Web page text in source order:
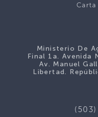
Ministerio De
Final 1a. Avenida
Av. Manuel
Libertad.